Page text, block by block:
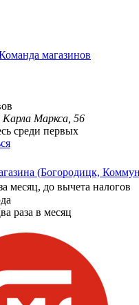
магазинов
Карла Маркса, 56
среди первых
(Богородицк,
месяц, до вычета налогов
раза в месяц